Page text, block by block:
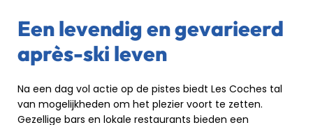
Een levendig en gevarieerd
après-ski leven
Na een dag vol actie op de pistes biedt Les Coches tal
van mogelijkheden om het plezier voort te zetten.
Gezellige bars en lokale restaurants bieden een